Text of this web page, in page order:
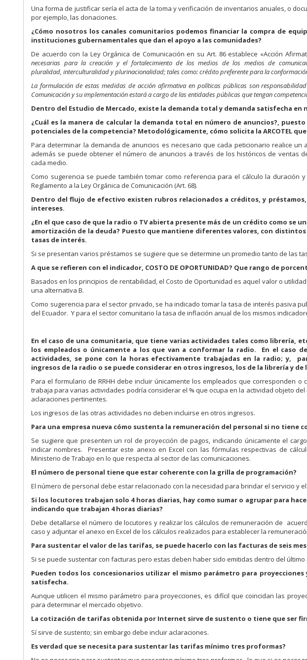
Una forma de justificar sería el acta de la toma y verificación de inventarios anuales, o
por ejemplo, las donaciones.
¿Cómo nosotros los canales comunitarios podemos financiar la compra de
instituciones gubernamentales que dan el apoyo a las comunidades?
De acuerdo con la Ley Orgánica de Comunicación en su Art. 86 establece «Acción
necesarias para la creación y el fortalecimiento de los medios de los medios de
pluralidad, interculturalidad y plurinacionalidad; tales como: crédito preferente para la
La formulación de estas medidas de acción afirmativa en políticas públicas son
Comunicación y su implementación estará a cargo de las entidades públicas que tengan
Dentro del Estudio de Mercado, existe la demanda total y demanda satisfecha en
¿Cuál es la manera de calcular la demanda total en número de anuncios?,
potenciales de la competencia? Metodológicamente, cómo solicita la ARCOTEL
Para determinar la demanda de anuncios es necesario que cada peticionario realice
además se puede obtener el número de anuncios a través de los históricos de ventas
cada medio.
Como sugerencia se puede también tomar como referencia para el cálculo la duración
Reglamento a la Ley Orgánica de Comunicación (Art. 68).
Dentro del flujo de efectivo existen rubros relacionados a créditos, y
intereses.
¿En el que caso de que la radio o TV abierta presente más de un crédito como se
amortización de la deuda? Puesto que mantiene diferentes valores, con
tasas de interés.
Si se presentan varios préstamos se sugiere que se determine un promedio tanto de las
A que se refieren con el indicador, COSTO DE OPORTUNIDAD? Que rango de
Basados en los principios de rentabilidad, el Costo de Oportunidad es aquel valor o
una alternativa B.
Como sugerencia para el sector privado, se ha indicado tomar la tasa de interés pasiva
del Ecuador. Y para el sector comunitario la tasa de inflación anual de los mismos
En el caso de una comunitaria, que tiene varias actividades tales como librería,
los empleados o únicamente a los que van a conformar la radio. En el caso
actividades, se pone con la horas efectivamente trabajadas en la radio; y,
ingresos de la radio o se puede considerar en otros ingresos, los de la librería y de
Para el formulario de RRHH debe incluir únicamente los empleados que corresponden
trabaja para varias actividades podría considerar el % que ocupa en la actividad objeto
aclaraciones pertinentes.
Los ingresos de las otras actividades no deben incluirse en otros ingresos.
Para una empresa nueva cómo sustenta la remuneración del personal si no tiene
Se sugiere que presenten un rol de proyección de pagos, indicando únicamente el
indicar nombres. Presentar este anexo en Excel con las fórmulas respectivas de
Ministerio de Trabajo en lo que respecta al sector de las comunicaciones.
El número de personal tiene que estar coherente con la grilla de programación?
El número de personal debe estar relacionado con la necesidad para brindar el servicio y
Si los locutores trabajan solo 4 horas diarias, hay como sumar o agrupar para
indicando que trabajan 4 horas diarias?
Debe detallarse el número de locutores y realizar los cálculos de remuneración de
caso y adjuntar el anexo en Excel de los cálculos realizados para establecer la
Para sustentar el valor de las tarifas, se puede hacerlo con las facturas de seis
Si se puede sustentar con facturas pero estas deben haber sido emitidas dentro del último
Pueden todos los concesionarios utilizar el mismo parámetro para
satisfecha.
Aunque utilicen el mismo parámetro para proyecciones, es difícil que coincidan las
para determinar el mercado objetivo.
La cotización de tarifas obtenida por Internet sirve de sustento o tiene que ser
Sí sirve de sustento; sin embargo debe incluir aclaraciones.
Es verdad que se necesita para sustentar las tarifas mínimo tres proformas?